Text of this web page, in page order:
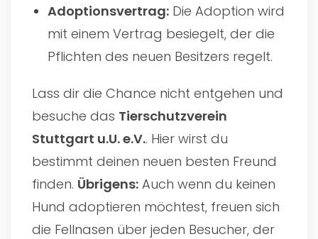
Adoptionsvertrag: Die Adoption wird
mit einem Vertrag besiegelt, der die
Pflichten des neuen Besitzers regelt.
Lass dir die Chance nicht entgehen und
besuche das Tierschutzverein
Stuttgart u.U. e.V.. Hier wirst du
bestimmt deinen neuen besten Freund
finden. Übrigens: Auch wenn du keinen
Hund adoptieren möchtest, freuen sich
die Fellnasen über jeden Besucher, der